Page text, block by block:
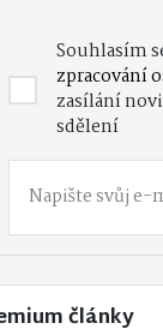
Souhlasím
zpracování
zasílání
sdělení
články